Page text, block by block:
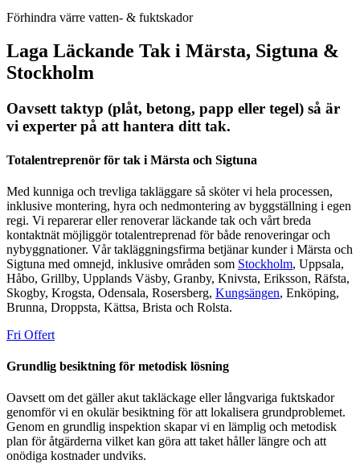
Förhindra värre vatten- & fuktskador
Laga Läckande Tak i Märsta, Sigtuna &
Stockholm
Oavsett taktyp (plåt, betong, papp eller tegel) så är
vi experter på att hantera ditt tak.
Totalentreprenör för tak i Märsta och Sigtuna
Med kunniga och trevliga takläggare så sköter vi hela processen,
inklusive montering, hyra och nedmontering av byggställning i egen
regi. Vi reparerar eller renoverar läckande tak och vårt breda
kontaktnät möjliggör totalentreprenad för både renoveringar och
nybyggnationer. Vår takläggningsfirma betjänar kunder i Märsta och
Sigtuna med omnejd, inklusive områden som Stockholm, Uppsala,
Håbo, Grillby, Upplands Väsby, Granby, Knivsta, Eriksson, Räfsta,
Skogby, Krogsta, Odensala, Rosersberg, Kungsängen, Enköping,
Brunna, Droppsta, Kättsa, Brista och Rolsta.
Fri Offert
Grundlig besiktning för metodisk lösning
Oavsett om det gäller akut takläckage eller långvariga fuktskador
genomför vi en okulär besiktning för att lokalisera grundproblemet.
Genom en grundlig inspektion skapar vi en lämplig och metodisk
plan för åtgärderna vilket kan göra att taket håller längre och att
onödiga kostnader undviks.